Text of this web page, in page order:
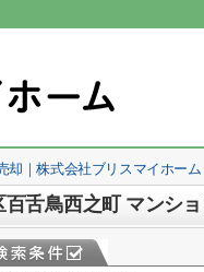
却｜株式会社ブリスマイホーム
百舌鳥西之町 マンシ